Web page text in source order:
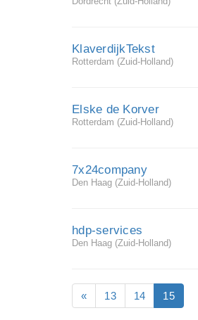
KlaverdijkTekst
Rotterdam (Zuid-Holland)
Elske de Korver
Rotterdam (Zuid-Holland)
7x24company
Den Haag (Zuid-Holland)
hdp-services
Den Haag (Zuid-Holland)
« 13 14 15